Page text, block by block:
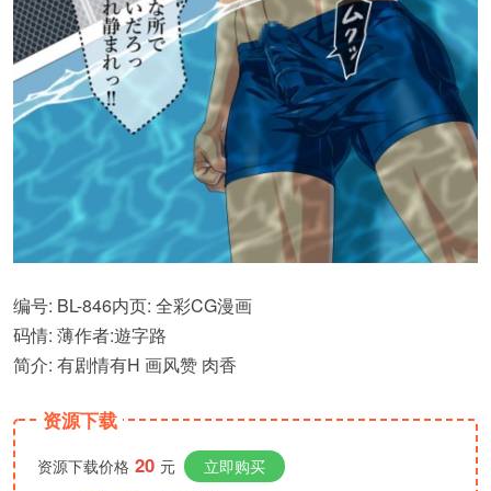
编号: BL-846内页: 全彩CG漫画
码情: 薄作者:遊字路
简介: 有剧情有H 画风赞 肉香
资源下载
资源下载价格 20 元 立即购买